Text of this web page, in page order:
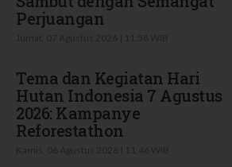
Perjuangan
Tema dan Kegiatan Hari
Hutan Indonesia 7 Agustus
2026: Kampanye
Reforestathon